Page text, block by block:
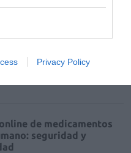
Privacy Policy
de Sevilla
de medicamentos
seguridad y